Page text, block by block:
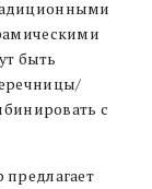
быть
с